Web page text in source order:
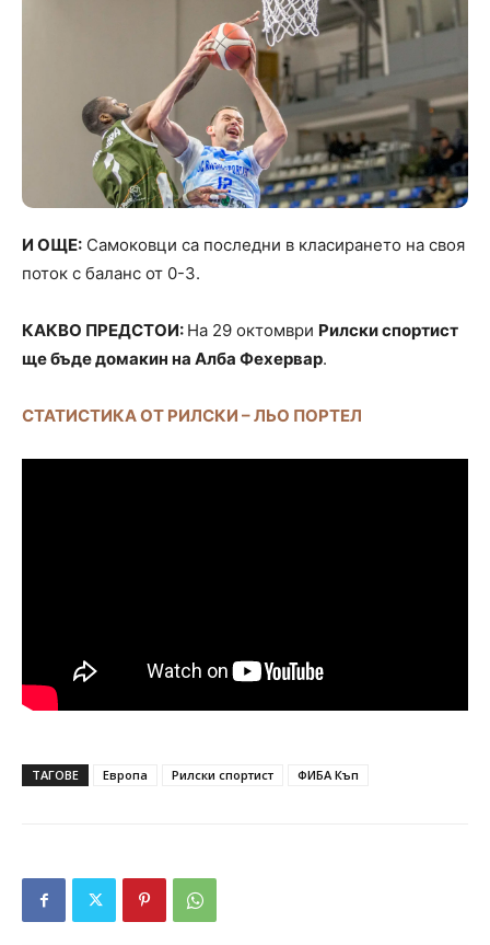
И ОЩЕ: Самоковци са последни в класирането на своя
поток с баланс от 0-3.
КАКВО ПРЕДСТОИ: На 29 октомври Рилски спортист
ще бъде домакин на Алба Фехервар.
СТАТИСТИКА ОТ РИЛСКИ – ЛЬО ПОРТЕЛ
ТАГОВЕ Европа Рилски спортист ФИБА Къп